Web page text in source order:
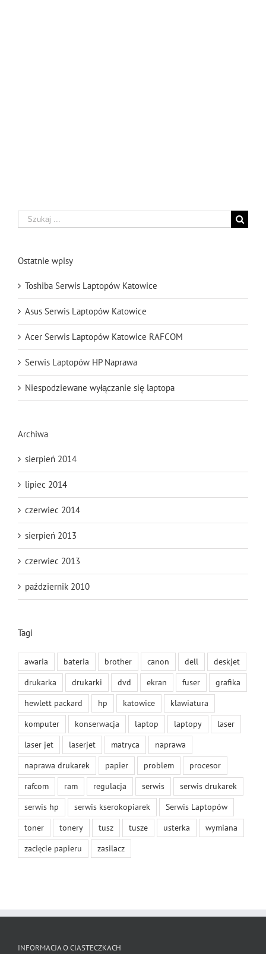
Szukaj
Ostatnie wpisy
Toshiba Serwis Laptopów Katowice
Asus Serwis Laptopów Katowice
Acer Serwis Laptopów Katowice RAFCOM
Serwis Laptopów HP Naprawa
Niespodziewane wyłączanie się laptopa
Archiwa
sierpień 2014
lipiec 2014
czerwiec 2014
sierpień 2013
czerwiec 2013
październik 2010
Tagi
awaria bateria brother canon dell
deskjet
drukarka
drukarki dvd ekran fuser
grafika
hewlett packard
hp katowice
klawiatura
komputer
konserwacja laptop laptopy
laser
laser jet
laserjet matryca
naprawa
naprawa drukarek
papier problem
procesor
rafcom
ram regulacja serwis
serwis drukarek
serwis hp
serwis kserokopiarek
Serwis Laptopów
toner
tonery tusz tusze usterka
wymiana
zacięcie papieru
zasilacz
INFORMACJA O CIASTECZKACH